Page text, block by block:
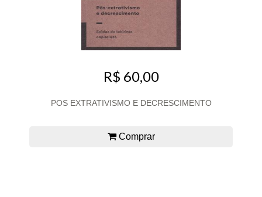
R$ 60,00
POS EXTRATIVISMO E DECRESCIMENTO
Comprar